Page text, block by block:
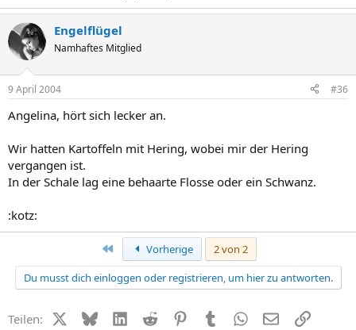
Engelflügel
Namhaftes Mitglied
9 April 2004 #36
Angelina, hört sich lecker an.
Wir hatten Kartoffeln mit Hering, wobei mir der Hering
vergangen ist.
In der Schale lag eine behaarte Flosse oder ein Schwanz.
:kotz:
Erste Vorherige
2 von 2
Du musst dich einloggen oder registrieren, um hier zu antworten.
Teilen: X (Twitter)
BlueskyLinkedIn
Reddit PinterestTumblr WhatsApp
E-MailLink